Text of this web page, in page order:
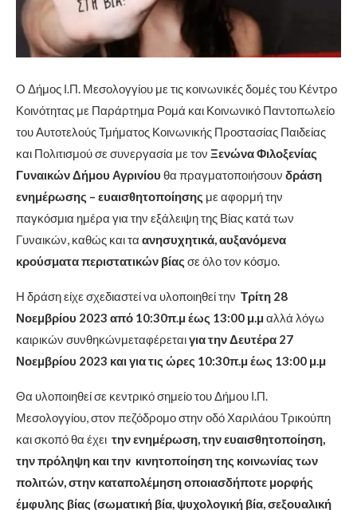
Ο Δήμος Ι.Π. Μεσολογγίου με τις κοινωνικές δομές του Κέντρο
Κοινότητας με Παράρτημα Ρομά και Κοινωνικό Παντοπωλείο
του Αυτοτελούς Τμήματος Κοινωνικής Προστασίας Παιδείας
και Πολιτισμού σε συνεργασία με τον Ξενώνα Φιλοξενίας
Γυναικών Δήμου Αγρινίου θα πραγματοποιήσουν δράση
ενημέρωσης – ευαισθητοποίησης με αφορμή την
παγκόσμια ημέρα για την εξάλειψη της Βίας κατά των
Γυναικών, καθώς και τα ανησυχητικά, αυξανόμενα
κρούσματα περιστατικών βίας σε όλο τον κόσμο.
Η δράση είχε σχεδιαστεί να υλοποιηθεί την Τρίτη 28
Νοεμβρίου 2023 από 10:30π.μ έως 13:00 μ.μαλλά λόγω
καιρικών συνθηκώνμεταφέρεταιγια την Δευτέρα 27
Νοεμβρίου 2023 και για τις ώρες 10:30π.μ έως 13:00 μ.μ
Θα υλοποιηθεί σε κεντρικό σημείο του Δήμου Ι.Π.
Μεσολογγίου, στον πεζόδρομο στην οδό Χαριλάου Τρικούπη
και σκοπό θα έχει την ενημέρωση, την ευαισθητοποίηση,
την πρόληψη και την κινητοποίηση της κοινωνίας των
πολιτών, στην καταπολέμηση οποιασδήποτε μορφής
έμφυλης βίας (σωματική βία, ψυχολογική βία, σεξουαλική